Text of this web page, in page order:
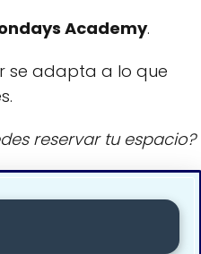
Academy.
se adapta a lo que
reservar tu espacio?